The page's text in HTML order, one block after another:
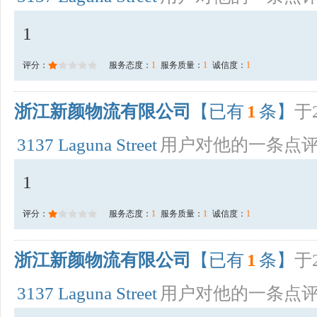
1
评分： 服务态度： 1 服务质量： 1 诚信度： 1
浙江新颜物流有限公司 【已有 1 条】 于
3137 Laguna Street 用户对他的一条点
1
评分： 服务态度： 1 服务质量： 1 诚信度： 1
浙江新颜物流有限公司 【已有 1 条】 于
3137 Laguna Street 用户对他的一条点